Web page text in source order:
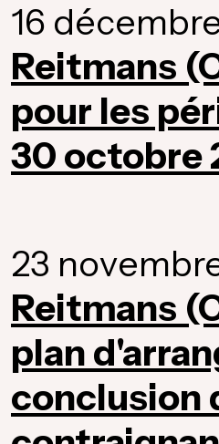
16
Reitmans
pour les
30 octobre
23
Reitmans
plan
conclusion